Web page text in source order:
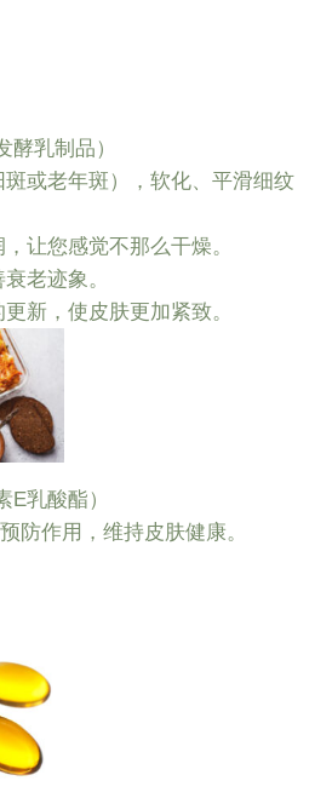
乳制品）
或老年斑），软化、平滑细纹
让您感觉不那么干燥。
老迹象。
新，使皮肤更加紧致。
乳酸酯）
防作用，维持皮肤健康。